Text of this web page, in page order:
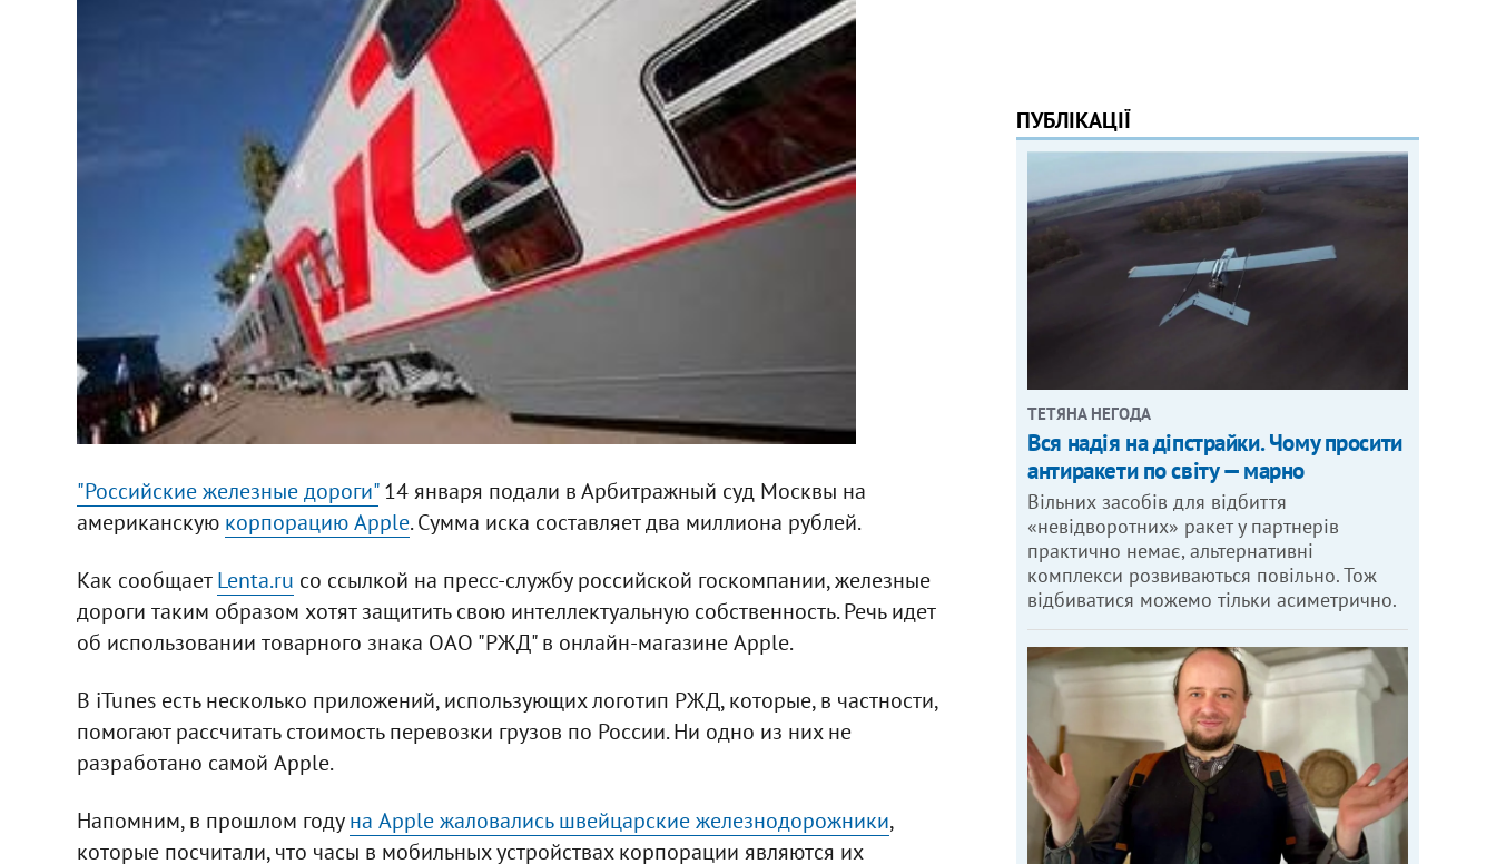
"Российские железные дороги"14 января подали в Арбитражный суд Москвы на
американскую корпорацию Apple. Сумма иска составляет два миллиона рублей.
Как сообщаетLenta.ru со ссылкой на пресс-службу российской госкомпании, железные
дороги таким образом хотят защитить свою интеллектуальную собственность. Речь идет
об использовании товарного знака ОАО "РЖД" в онлайн-магазине Apple.
В iTunes есть несколько приложений, использующих логотип РЖД, которые, в частности,
помогают рассчитать стоимость перевозки грузов по России. Ни одно из них не
разработано самой Apple.
Напомним, в прошлом годуна Apple жаловались швейцарские железнодорожники,
которые посчитали, что часы в мобильных устройствах корпорации являются их
ПУБЛІКАЦІЇ
ТЕТЯНА НЕГОДА
Вся надія на діпстрайки. Чому просити
антиракети по світу — марно
Вільних засобів для відбиття
«невідворотних» ракет у партнерів
практично немає, альтернативні
комплекси розвиваються повільно. Тож
відбиватися можемо тільки асиметрично.